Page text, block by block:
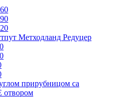
Метходланд Редуцер
прирубницом са
отвором